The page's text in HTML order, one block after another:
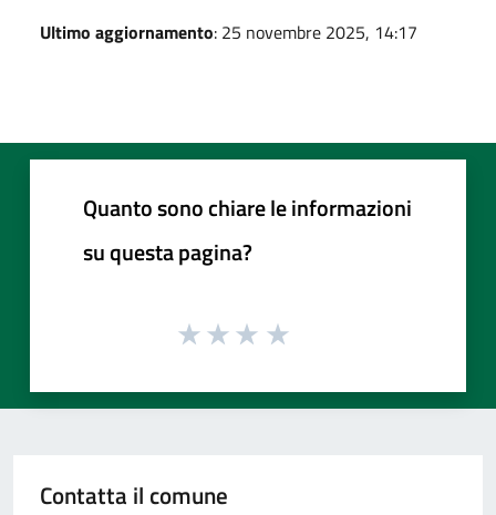
Ultimo aggiornamento: 25 novembre 2025, 14:17
Quanto sono chiare le informazioni
su questa pagina?
Contatta il comune